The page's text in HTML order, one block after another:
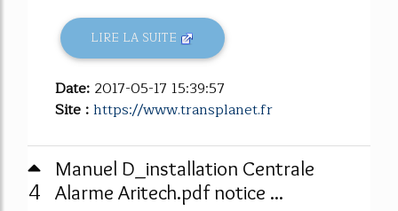
LIRE LA SUITE
Date: 2017-05-17 15:39:57
Site :https://www.transplanet.fr
4
Manuel D_installation Centrale
Alarme Aritech.pdf notice ...